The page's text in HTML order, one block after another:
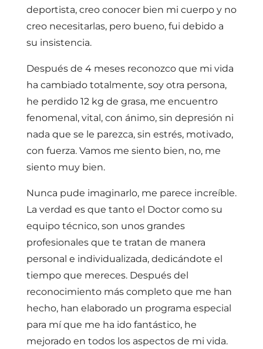
deportista, creo conocer bien mi cuerpo y no
creo necesitarlas, pero bueno, fui debido a
su insistencia.
Después de 4 meses reconozco que mi vida
ha cambiado totalmente, soy otra persona,
he perdido 12 kg de grasa, me encuentro
fenomenal, vital, con ánimo, sin depresión ni
nada que se le parezca, sin estrés, motivado,
con fuerza. Vamos me siento bien, no, me
siento muy bien.
Nunca pude imaginarlo, me parece increíble.
La verdad es que tanto el Doctor como su
equipo técnico, son unos grandes
profesionales que te tratan de manera
personal e individualizada, dedicándote el
tiempo que mereces. Después del
reconocimiento más completo que me han
hecho, han elaborado un programa especial
para mí que me ha ido fantástico, he
mejorado en todos los aspectos de mi vida.